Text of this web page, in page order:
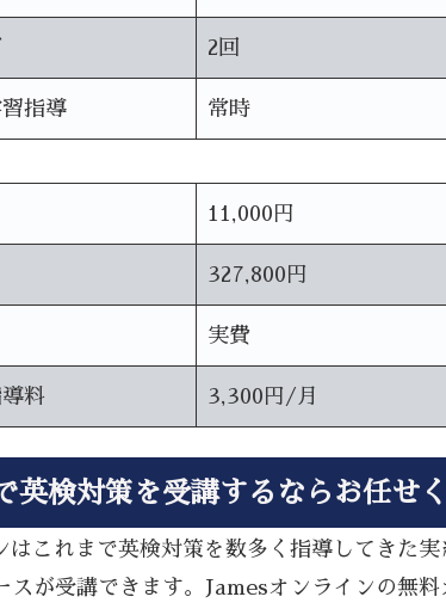
2回
指導 常時
11,000円
327,800円
実費
料 3,300円/月
英検対策を受講するならお任せ
はこれまで英検対策を数多く指導してきた
スが受講できます。Jamesオンラインの無料